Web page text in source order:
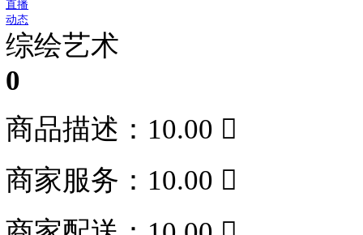
特惠
新品
商品
直播
动态
综绘艺术
0
商品描述：10.00